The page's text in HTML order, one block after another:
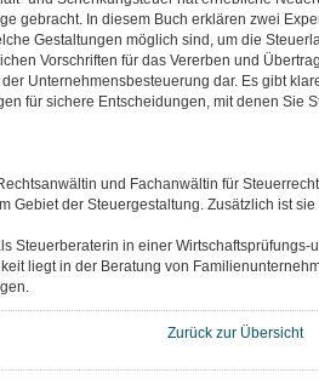
gebracht. In diesem Buch erklären zwei
Gestaltungen möglich sind, um die
Vorschriften für das Vererben und
Unternehmensbesteuerung dar. Es gibt
für sichere Entscheidungen, mit denen Sie
und Fachanwältin für
Gebiet der Steuergestaltung. Zusätzlich ist
Steuerberaterin in einer
liegt in der Beratung von
Zurück zur Übersicht